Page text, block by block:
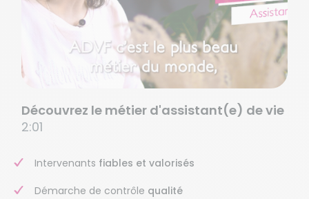
Découvrez le métier d'assistant(e) de vie
2:01
Intervenants fiables et valorisés
Démarche de contrôle qualité